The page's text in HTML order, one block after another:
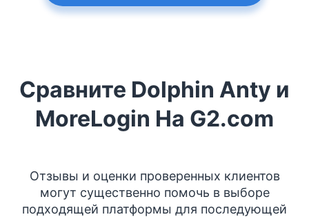
Сравните Dolphin Anty и
MoreLogin На G2.com
Отзывы и оценки проверенных клиентов
могут существенно помочь в выборе
подходящей платформы для последующей